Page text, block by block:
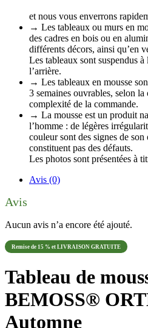
et nous vous enverrons
→ Les tableaux ou murs en
des cadres en bois ou en
différents décors, ainsi qu’en
Les tableaux sont suspendus à
l’arrière.
→ Les tableaux en mousse
3 semaines ouvrables, selon
complexité de la commande.
→ La mousse est un produit
l’homme : de légères
couleur sont des signes de
constituent pas des défauts.
Les photos sont présentées à
Avis (0)
Avis
Aucun avis n’a encore été ajouté.
Remise de 15 % et LIVRAISON GRATUITE
Tableau de
BEMOSS®
Automne